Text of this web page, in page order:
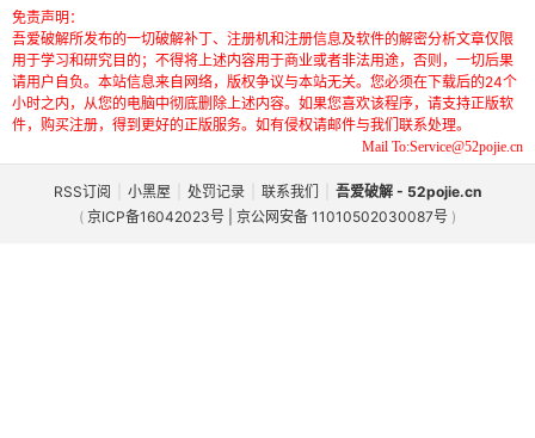
免责声明：
吾爱破解所发布的一切破解补丁、注册机和注册信息及软件的解密分析文章仅限
用于学习和研究目的；不得将上述内容用于商业或者非法用途，否则，一切后果
请用户自负。本站信息来自网络，版权争议与本站无关。您必须在下载后的24个
小时之内，从您的电脑中彻底删除上述内容。如果您喜欢该程序，请支持正版软
件，购买注册，得到更好的正版服务。如有侵权请邮件与我们联系处理。
Mail To:Service@52pojie.cn
RSS订阅 小黑屋 处罚记录 联系我们
吾爱破解 - 52pojie.cn
( 京ICP备16042023号 | 京公网安备 11010502030087号 )